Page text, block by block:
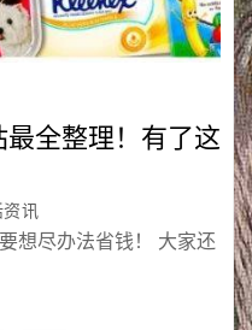
全整理！有了这
讯
想尽办法省钱！ 大家还